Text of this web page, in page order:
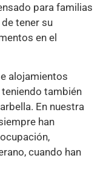
para familias
tener su
en el
alojamientos
también
En nuestra
han
cuando han